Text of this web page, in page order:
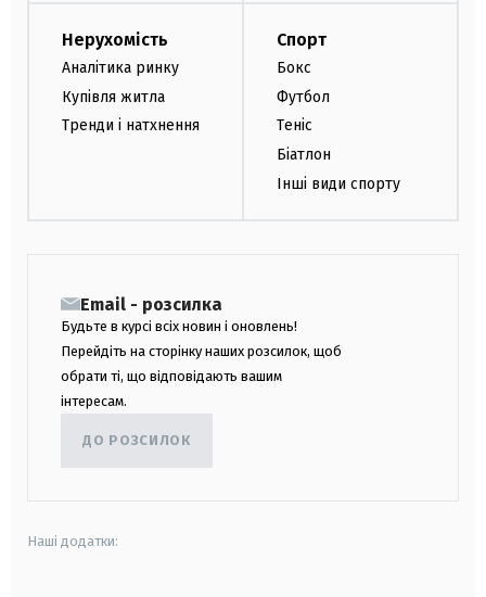
Нерухомість
Аналітика ринку
Купівля житла
Тренди і натхнення
Спорт
Бокс
Футбол
Теніс
Біатлон
Інші види спорту
Email - розсилка
Будьте в курсі всіх новин і оновлень!
Перейдіть на сторінку наших розсилок, щоб
обрати ті, що відповідають вашим
інтересам.
ДО РОЗСИЛОК
Наші додатки: